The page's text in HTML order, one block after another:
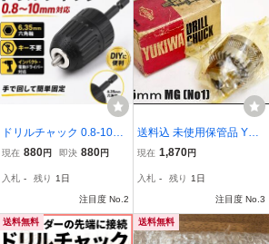
ドリルチャック 0.8-10m
m 六角軸 キーレス インパ
アダプター 黒 修理 ドラ
イバー ビット 六角軸 ア
タッチメント
現在 880円 即決 880円
入札 - 残り 1日
注目度 No.2
送料込 未使用保管品 YUK
IWA ドリルチャック 6.5
ャックハンドル欠品 キー
式チャック 精密機械用 酒
巻製作所
現在 1,870円
入札 - 残り 1日
注目度 No.3
送料無料 送料無料